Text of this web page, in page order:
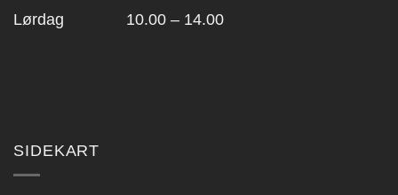
Lørdag 10.00 – 14.00
SIDEKART